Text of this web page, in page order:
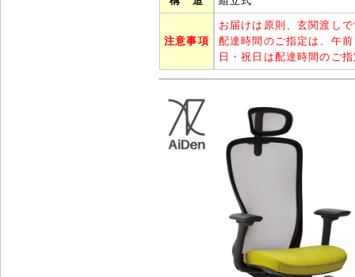
注意事項
お届けは原則、玄関渡し
配達時間のご指定は、午
日・祝日は配達時間のご